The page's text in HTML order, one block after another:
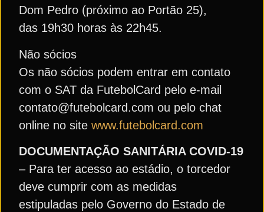
Dom Pedro (próximo ao Portão 25),
das 19h30 horas às 22h45.
Não sócios
Os não sócios podem entrar em contato
com o SAT da FutebolCard pelo e-mail
contato@futebolcard.com ou pelo chat
online no site www.futebolcard.com
DOCUMENTAÇÃO SANITÁRIA COVID-19
– Para ter acesso ao estádio, o torcedor
deve cumprir com as medidas
estipuladas pelo Governo do Estado de